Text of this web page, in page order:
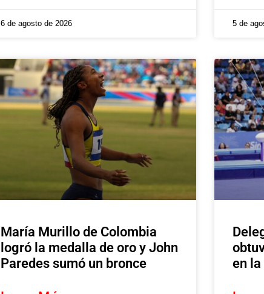
6 de agosto de 2026 5 de
María Murillo de Colombia
logró la medalla de oro y John
Paredes sumó un bronce
en